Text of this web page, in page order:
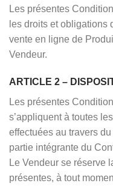
Les présentes
les droits et obligations
vente en ligne de
Vendeur.
ARTICLE 2 –
Les présentes
s’appliquent à toutes
effectuées au travers
partie intégrante du
Le Vendeur se réserve
présentes, à tout